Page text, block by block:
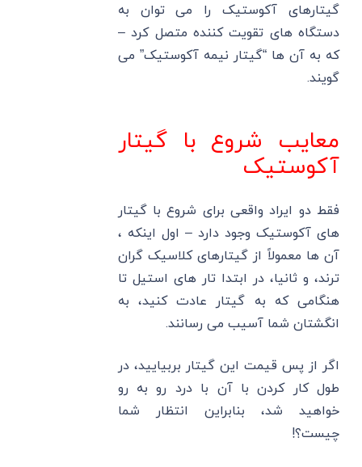
گیتارهای آکوستیک را می توان به
دستگاه های تقویت کننده متصل کرد –
که به آن ها “گیتار نیمه آکوستیک” می
گویند.
معایب شروع با گیتار
آکوستیک
فقط دو ایراد واقعی برای شروع با گیتار
های آکوستیک وجود دارد – اول اینکه ،
آن ها معمولاً از گیتارهای کلاسیک گران
ترند، و ثانیا، در ابتدا تار های استیل تا
هنگامی که به گیتار عادت کنید، به
انگشتان شما آسیب می رسانند.
اگر از پس قیمت این گیتار بربیایید، در
طول کار کردن با آن با درد رو به رو
خواهید شد، بنابراین انتظار شما
چیست؟!